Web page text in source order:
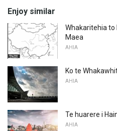
Enjoy similar
Whakaritehia to
Maea
AHIA
Ko te
AHIA
Te huarere i
AHIA